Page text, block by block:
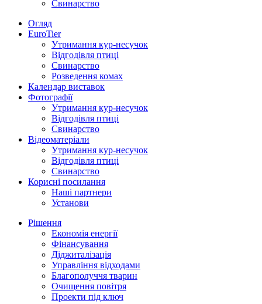
Свинарство
Огляд
EuroTier
Утримання кур-несучок
Відгодівля птиці
Свинарство
Розведення комах
Календар виставок
Фотографії
Утримання кур-несучок
Відгодівля птиці
Свинарство
Відеоматеріали
Утримання кур-несучок
Відгодівля птиці
Свинарство
Корисні посилання
Наші партнери
Установи
Рішення
Економія енергії
Фінансування
Діджиталізація
Управління відходами
Благополуччя тварин
Очищення повітря
Проекти під ключ